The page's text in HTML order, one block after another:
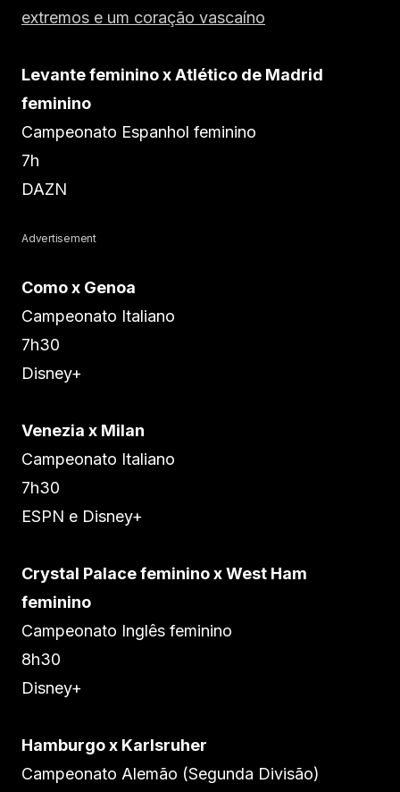
extremos e um coração vascaíno
Levante feminino x Atlético de Madrid
feminino
Campeonato Espanhol feminino
7h
DAZN
Advertisement
Como x Genoa
Campeonato Italiano
7h30
Disney+
Venezia x Milan
Campeonato Italiano
7h30
ESPN e Disney+
Crystal Palace feminino x West Ham
feminino
Campeonato Inglês feminino
8h30
Disney+
Hamburgo x Karlsruher
Campeonato Alemão (Segunda Divisão)